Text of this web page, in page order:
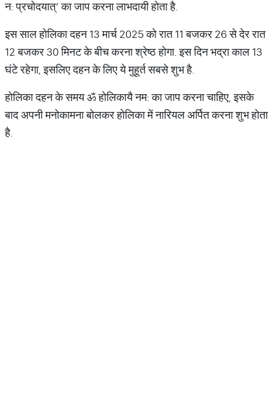
न: प्रचोदयात्’ का जाप करना लाभदायी होता है.
इस साल होलिका दहन 13 मार्च 2025 को रात 11 बजकर 26 से देर रात
12 बजकर 30 मिनट के बीच करना श्रेष्ठ होगा. इस दिन भद्रा काल 13
घंटे रहेगा, इसलिए दहन के लिए ये मुहूर्त सबसे शुभ है.
होलिका दहन के समय ॐ होलिकायै नम: का जाप करना चाहिए, इसके
बाद अपनी मनोकामना बोलकर होलिका में नारियल अर्पित करना शुभ होता
है.